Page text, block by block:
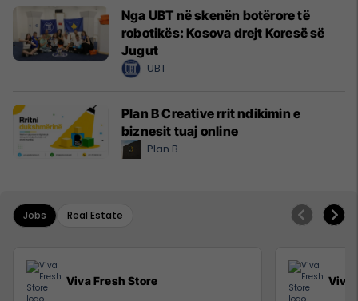
Nga UBT në skenën botërore të
robotikës: Kosova drejt Koresë së
Jugut
UBT
Plan B Creative rrit ndikimin e
biznesit tuaj online
Plan B
Jobs Real Estate
Viva Fresh Store Viva